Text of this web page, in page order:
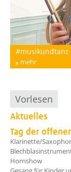
#musikundtanz
mehr
Vorlesen
Aktuelles
Tag der
Klarinette/
Hornshow